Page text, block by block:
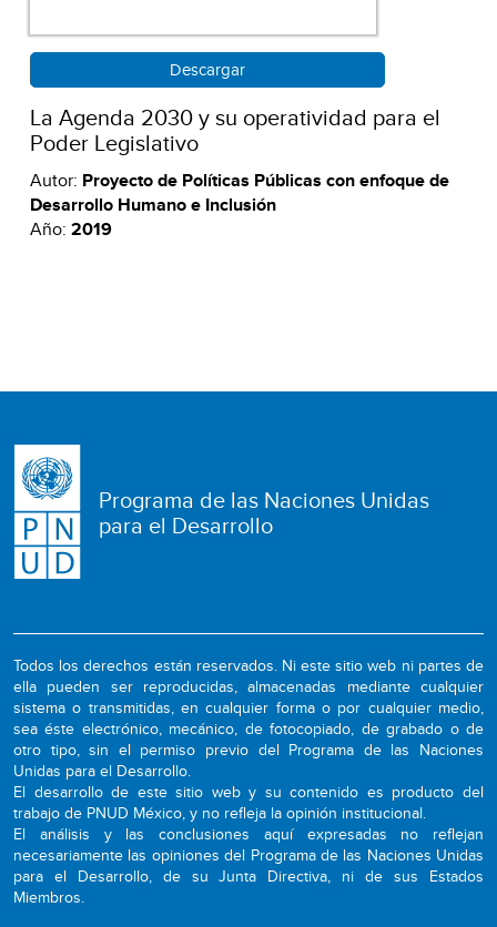
Descargar
La Agenda 2030 y su operatividad para el
Poder Legislativo
Autor: Proyecto de Políticas Públicas con enfoque de
Desarrollo Humano e Inclusión
Año: 2019
Programa de las Naciones Unidas
para el Desarrollo
Todos los derechos están reservados. Ni este sitio web ni partes de
ella pueden ser reproducidas, almacenadas mediante cualquier
sistema o transmitidas, en cualquier forma o por cualquier medio,
sea éste electrónico, mecánico, de fotocopiado, de grabado o de
otro tipo, sin el permiso previo del Programa de las Naciones
Unidas para el Desarrollo.
El desarrollo de este sitio web y su contenido es producto del
trabajo de PNUD México, y no refleja la opinión institucional.
El análisis y las conclusiones aquí expresadas no reflejan
necesariamente las opiniones del Programa de las Naciones Unidas
para el Desarrollo, de su Junta Directiva, ni de sus Estados
Miembros.